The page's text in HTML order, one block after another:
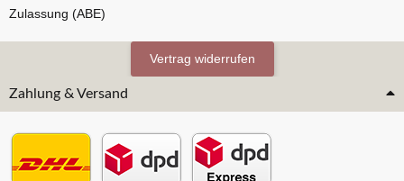
Zulassung (ABE)
Vertrag widerrufen
Zahlung & Versand